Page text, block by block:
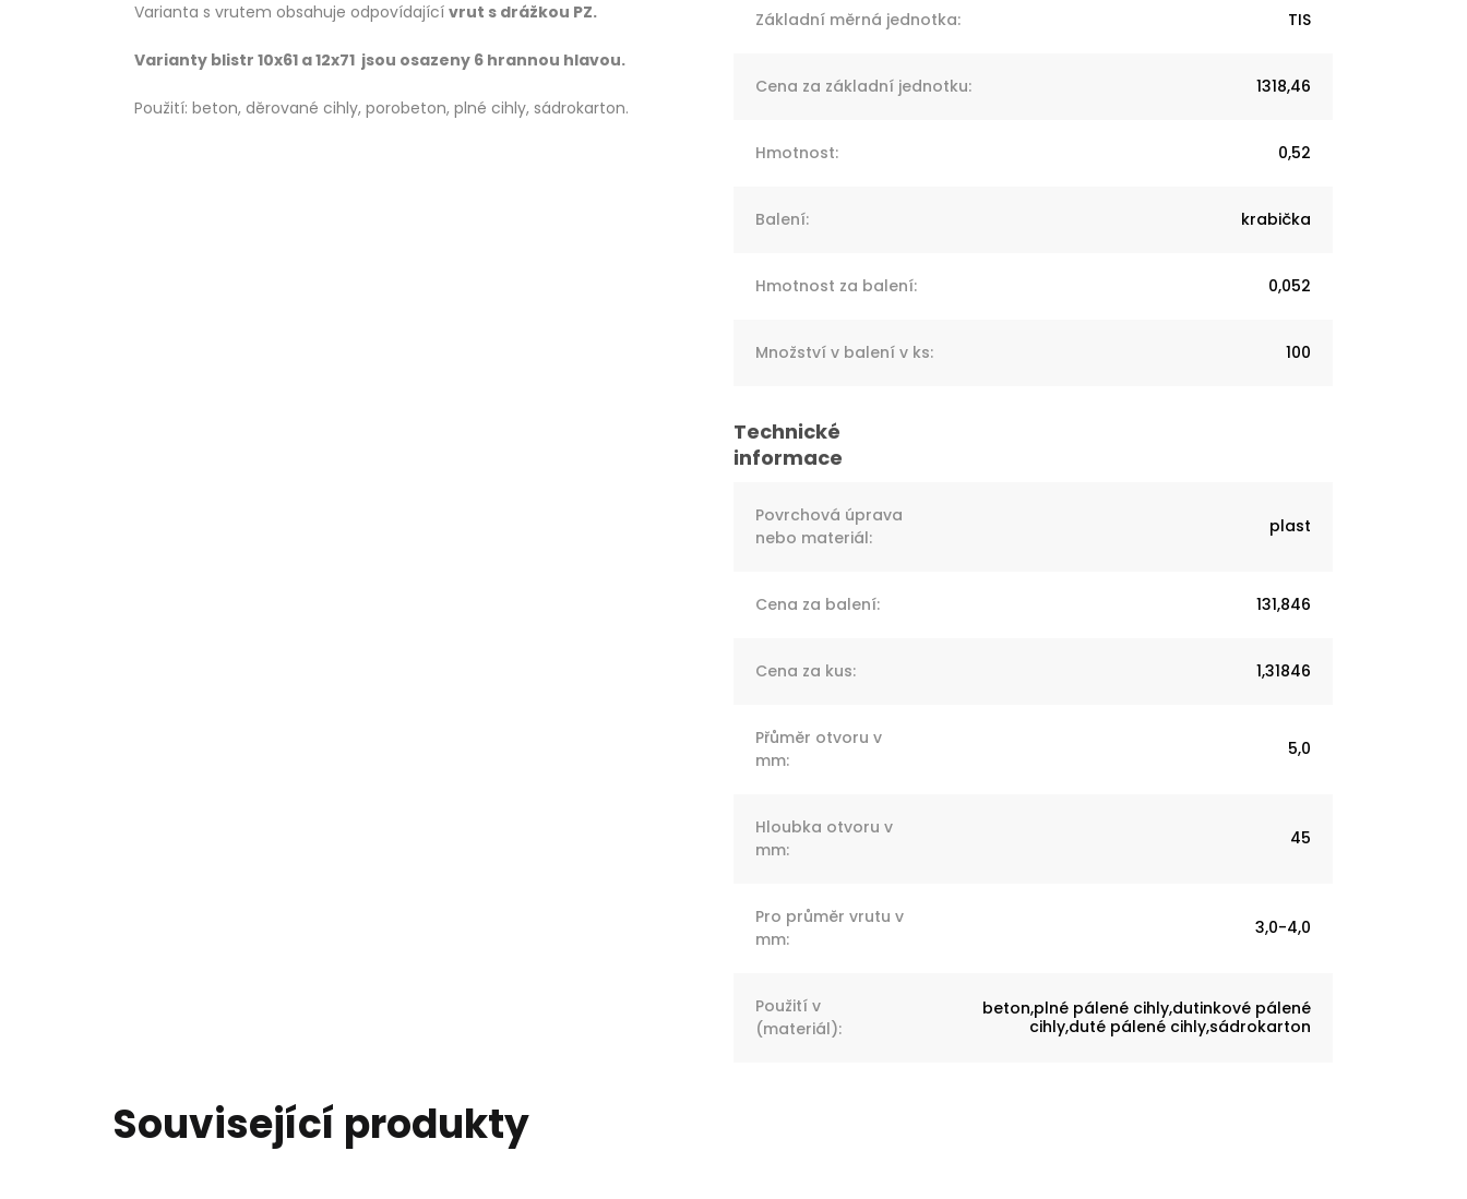
Varianta s vrutem obsahuje odpovídající vrut s drážkou PZ.
Varianty blistr 10x61 a 12x71 jsou osazeny 6 hrannou hlavou.
Použití: beton, děrované cihly, porobeton, plné cihly, sádrokarton.
Základní měrná jednotka: TIS
Cena za základní jednotku: 1318,46
Hmotnost: 0,52
Balení: krabička
Hmotnost za balení: 0,052
Množství v balení v ks: 100
Povrchová úprava
nebo materiál:
plast
Cena za balení: 131,846
Cena za kus: 1,31846
Přůměr otvoru v
mm:
5,0
Hloubka otvoru v
mm:
45
Pro průměr vrutu v
mm:
3,0-4,0
Použití v
(materiál):
beton,plné pálené cihly,dutinkové pálené
cihly,duté pálené cihly,sádrokarton
Související produkty